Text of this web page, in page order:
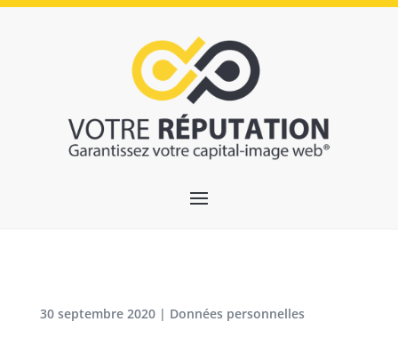
30 septembre 2020| Données personnelles